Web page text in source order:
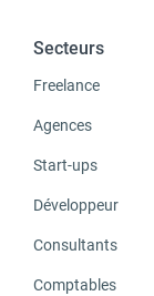
Secteurs
Freelance
Agences
Start-ups
Développeur
Consultants
Comptables